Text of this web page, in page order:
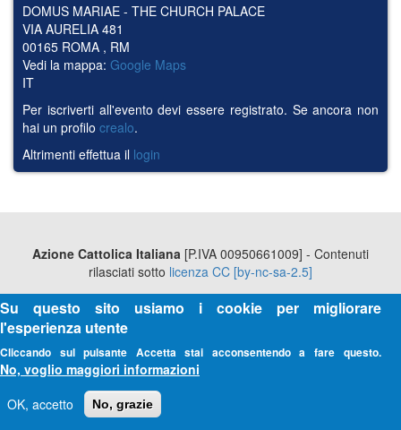
DOMUS MARIAE - THE CHURCH PALACE
VIA AURELIA 481
00165 ROMA , RM
Vedi la mappa: Google Maps
IT
Per iscriverti all'evento devi essere registrato. Se ancora non
hai un profilo crealo.
Altrimenti effettua il login
Azione Cattolica Italiana [P.IVA 00950661009] - Contenuti
rilasciati sotto licenza CC [by-nc-sa-2.5]
Su questo sito usiamo i cookie per migliorare
l'esperienza utente
Cliccando sul pulsante Accetta stai acconsentendo a fare questo.
No, voglio maggiori informazioni
OK, accetto
No, grazie